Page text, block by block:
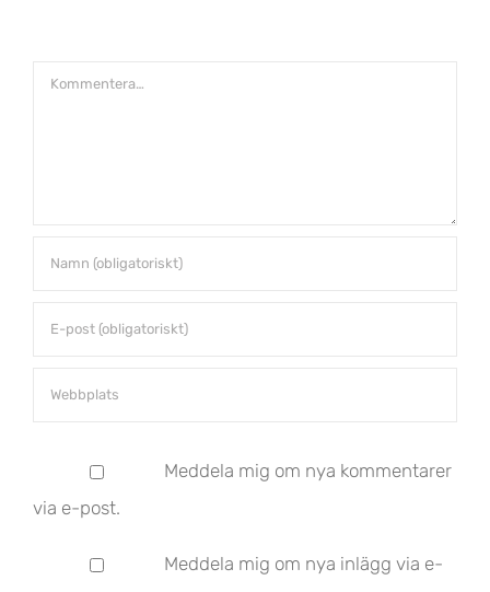
Kommentar
Meddela mig om nya kommentarer
via e-post.
Meddela mig om nya inlägg via e-